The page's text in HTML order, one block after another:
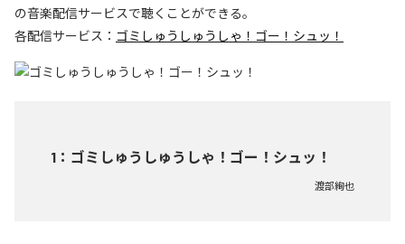
の音楽配信サービスで聴くことができる。
各配信サービス： ゴミしゅうしゅうしゃ！ゴー！シュッ！
1 ： ゴミしゅうしゅうしゃ！ゴー！シュッ！
渡部絢也